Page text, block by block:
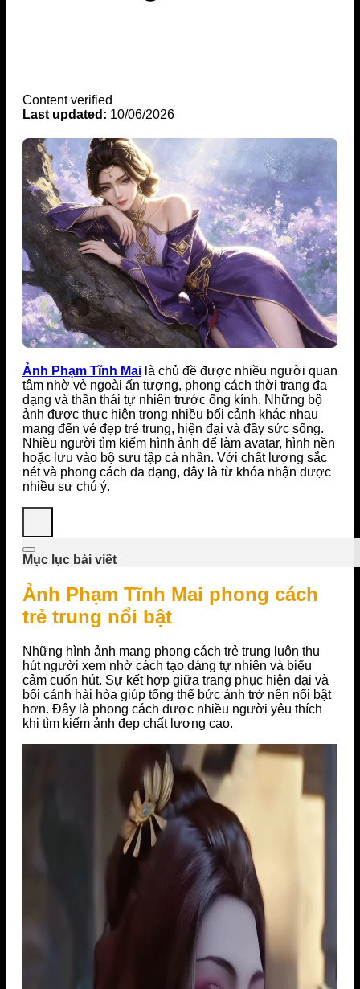
Content verified
Last updated: 10/06/2026
Ảnh Phạm Tĩnh Mai là chủ đề được nhiều người quan
tâm nhờ vẻ ngoài ấn tượng, phong cách thời trang đa
dạng và thần thái tự nhiên trước ống kính. Những bộ
ảnh được thực hiện trong nhiều bối cảnh khác nhau
mang đến vẻ đẹp trẻ trung, hiện đại và đầy sức sống.
Nhiều người tìm kiếm hình ảnh để làm avatar, hình nền
hoặc lưu vào bộ sưu tập cá nhân. Với chất lượng sắc
nét và phong cách đa dạng, đây là từ khóa nhận được
nhiều sự chú ý.
Mục lục bài viết
Ảnh Phạm Tĩnh Mai phong cách
trẻ trung nổi bật
Những hình ảnh mang phong cách trẻ trung luôn thu
hút người xem nhờ cách tạo dáng tự nhiên và biểu
cảm cuốn hút. Sự kết hợp giữa trang phục hiện đại và
bối cảnh hài hòa giúp tổng thể bức ảnh trở nên nổi bật
hơn. Đây là phong cách được nhiều người yêu thích
khi tìm kiếm ảnh đẹp chất lượng cao.